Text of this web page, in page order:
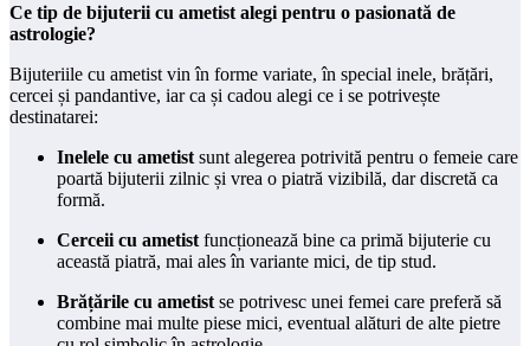
Ce tip de bijuterii cu ametist alegi pentru o pasionată de
astrologie?
Bijuteriile cu ametist vin în forme variate, în special inele, brățări,
cercei și pandantive, iar ca și cadou alegi ce i se potrivește
destinatarei:
Inelele cu ametist sunt alegerea potrivită pentru o femeie care
poartă bijuterii zilnic și vrea o piatră vizibilă, dar discretă ca
formă.
Cerceii cu ametist funcționează bine ca primă bijuterie cu
această piatră, mai ales în variante mici, de tip stud.
Brățările cu ametist se potrivesc unei femei care preferă să
combine mai multe piese mici, eventual alături de alte pietre